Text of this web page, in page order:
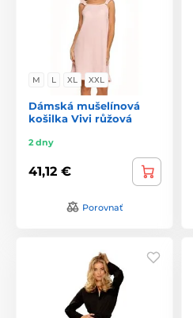
M L XL XXL
Dámská mušelínová
košilka Vivi růžová
2 dny
41,12 €
Porovnať